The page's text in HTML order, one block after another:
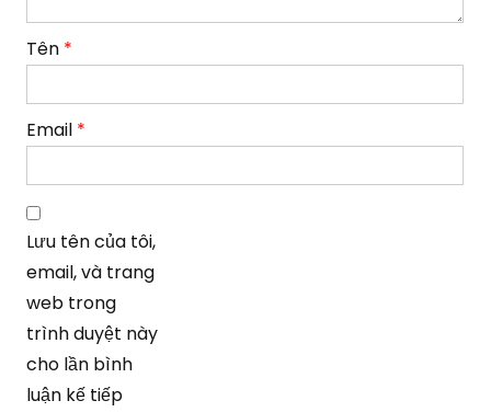
Tên *
Email *
Lưu tên của tôi,
email, và trang
web trong
trình duyệt này
cho lần bình
luận kế tiếp